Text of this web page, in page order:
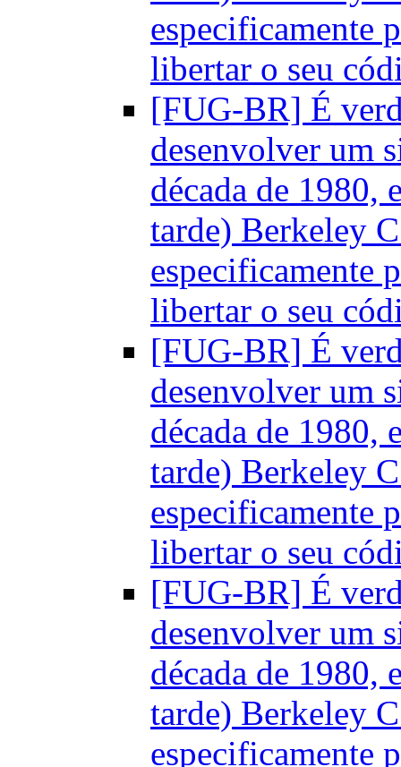
especificamente
libertar o seu
[FUG-BR] É
desenvolver um
década de 1980,
tarde) Berkeley
especificamente
libertar o seu
[FUG-BR] É
desenvolver um
década de 1980,
tarde) Berkeley
especificamente
libertar o seu
[FUG-BR] É
desenvolver um
década de 1980,
tarde) Berkeley
especificamente